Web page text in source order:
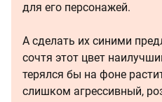
для его персонажей.
А сделать их синими
сочтя этот цвет
терялся бы на фоне
слишком агрессивный,